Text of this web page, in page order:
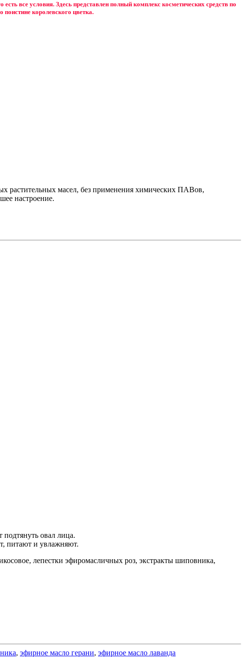
все условия. Здесь представлен полный комплекс косметических средств по
поистине королевского цветка.
растительных масел, без применения химических ПАВов,
настроение.
овал лица.
питают и увлажняют.
лепестки эфиромасличных роз, экстракты шиповника,
, эфирное масло герани, эфирное масло лаванда